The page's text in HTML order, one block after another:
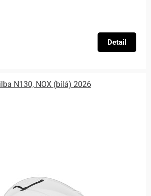
Detail
N130, NOX (bílá) 2026